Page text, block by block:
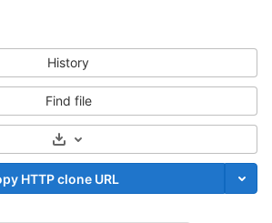
History
Find file
Select Archive Format
HTTP clone URL